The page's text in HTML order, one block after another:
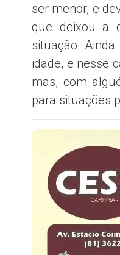
ser menor, e
que deixou a
situação.
idade, e nesse
mas, com
para situações